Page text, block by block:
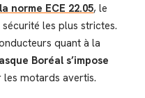
norme ECE 22.05, le
les plus strictes.
quant à la
Boréal s’impose
les motards avertis.